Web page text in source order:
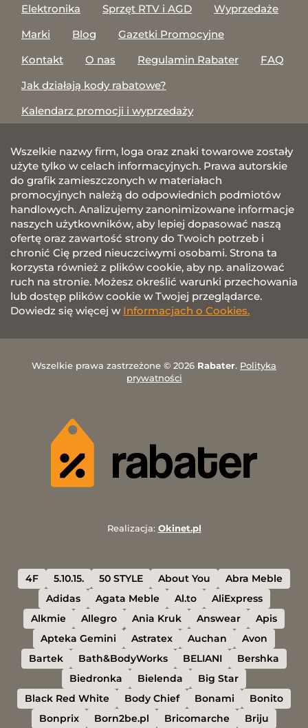
Elektronika
Sprzęt RTV i AGD
Wyprzedaże
Marki
Blog
Gazetki Promocyjne
Kontakt
O nas Regulamin Rabater
FAQ
Jak działają kody rabatowe?
Kalendarz promocji i wyprzedaży
Wszelkie nazwy firm, loga oraz znaki towarowe zostały
użyte tylko w celach informacyjnych. Prawa autorskie
do grafik zamieszczonych w materiałach
promocyjnych należą do odpowiednich podmiotów
handlowych. Analizujemy zanonimizowane informacje
naszych użytkowników, aby lepiej dopasować naszą
ofertę oraz zawartość strony do Twoich potrzeb i
chronić Cię przed nieuczciwymi osobami. Strona ta
korzysta również z plików cookie, aby np. analizować
ruch na stronie. Możesz określić warunki przechowania
lub dostęp plików cookie w Twojej przeglądarce.
Dowiedz się więcej w Informacjach o Cookies.
Wszelkie prawa zastrzeżone © 2026 Rabater. Polityka
prywatności
Realizacja: Okinet.pl
4F 5.10.15. 50 STYLE About You
Abra Meble
Adidas
Agata Meble Al.to
AliExpress
Alkmie
Allegro Ania Kruk Answear
Apis
Apteka Gemini
Astratex Auchan
Avon
Bartek
Bath&BodyWorks BELIANI
Bershka
Biedronka
Bielenda
Big Star
Black Red White
Body Chief Bonami
Bonito
Bonprix
Born2be.pl Bricomarche Briju